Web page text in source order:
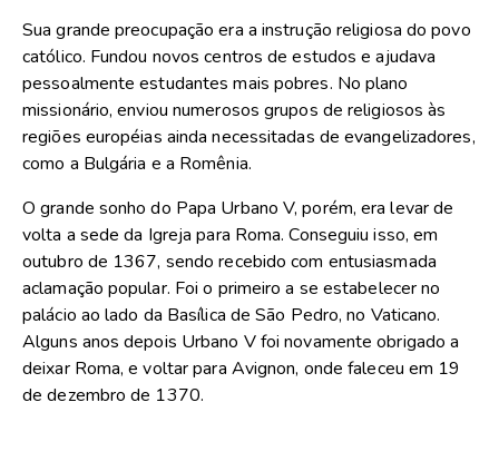
Sua grande preocupação era a instrução religiosa do povo
católico. Fundou novos centros de estudos e ajudava
pessoalmente estudantes mais pobres. No plano
missionário, enviou numerosos grupos de religiosos às
regiões européias ainda necessitadas de evangelizadores,
como a Bulgária e a Romênia.
O grande sonho do Papa Urbano V, porém, era levar de
volta a sede da Igreja para Roma. Conseguiu isso, em
outubro de 1367, sendo recebido com entusiasmada
aclamação popular. Foi o primeiro a se estabelecer no
palácio ao lado da Basílica de São Pedro, no Vaticano.
Alguns anos depois Urbano V foi novamente obrigado a
deixar Roma, e voltar para Avignon, onde faleceu em 19
de dezembro de 1370.